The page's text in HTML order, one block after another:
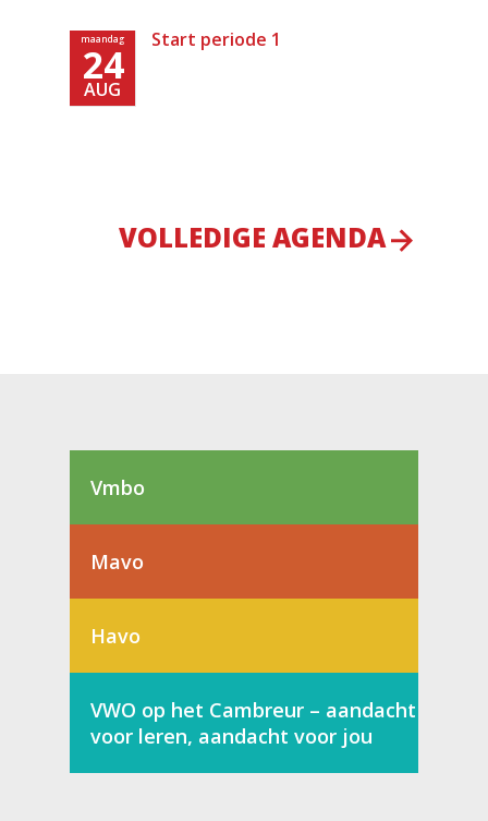
maandag
24
AUG
Start periode 1
VOLLEDIGE AGENDA
Vmbo
Mavo
Havo
VWO op het Cambreur – aandacht
voor leren, aandacht voor jou